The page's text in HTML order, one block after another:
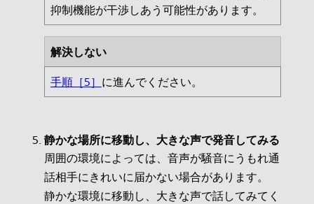
抑制機能が干渉しあう可能性があります。
解決しない
手順［5］ に進んでください。
静かな場所に移動し、大きな声で発音してみる
周囲の環境によっては、音声が騒音にうもれ通
話相手にきれいに届かない場合があります。
静かな環境に移動し、大きな声で話してみてく